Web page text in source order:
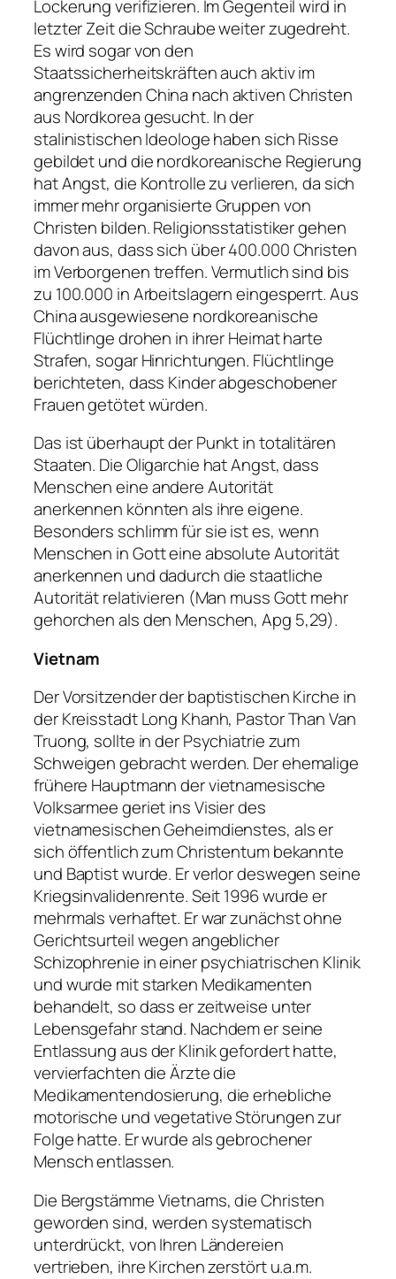
Lockerung verifizieren. Im Gegenteil wird in
letzter Zeit die Schraube weiter zugedreht.
Es wird sogar von den
Staatssicherheitskräften auch aktiv im
angrenzenden China nach aktiven Christen
aus Nordkorea gesucht. In der
stalinistischen Ideologe haben sich Risse
gebildet und die nordkoreanische Regierung
hat Angst, die Kontrolle zu verlieren, da sich
immer mehr organisierte Gruppen von
Christen bilden. Religionsstatistiker gehen
davon aus, dass sich über 400.000 Christen
im Verborgenen treffen. Vermutlich sind bis
zu 100.000 in Arbeitslagern eingesperrt. Aus
China ausgewiesene nordkoreanische
Flüchtlinge drohen in ihrer Heimat harte
Strafen, sogar Hinrichtungen. Flüchtlinge
berichteten, dass Kinder abgeschobener
Frauen getötet würden.
Das ist überhaupt der Punkt in totalitären
Staaten. Die Oligarchie hat Angst, dass
Menschen eine andere Autorität
anerkennen könnten als ihre eigene.
Besonders schlimm für sie ist es, wenn
Menschen in Gott eine absolute Autorität
anerkennen und dadurch die staatliche
Autorität relativieren (Man muss Gott mehr
gehorchen als den Menschen, Apg 5,29).
Vietnam
Der Vorsitzender der baptistischen Kirche in
der Kreisstadt Long Khanh, Pastor Than Van
Truong, sollte in der Psychiatrie zum
Schweigen gebracht werden. Der ehemalige
frühere Hauptmann der vietnamesische
Volksarmee geriet ins Visier des
vietnamesischen Geheimdienstes, als er
sich öffentlich zum Christentum bekannte
und Baptist wurde. Er verlor deswegen seine
Kriegsinvalidenrente. Seit 1996 wurde er
mehrmals verhaftet. Er war zunächst ohne
Gerichtsurteil wegen angeblicher
Schizophrenie in einer psychiatrischen Klinik
und wurde mit starken Medikamenten
behandelt, so dass er zeitweise unter
Lebensgefahr stand. Nachdem er seine
Entlassung aus der Klinik gefordert hatte,
vervierfachten die Ärzte die
Medikamentendosierung, die erhebliche
motorische und vegetative Störungen zur
Folge hatte. Er wurde als gebrochener
Mensch entlassen.
Die Bergstämme Vietnams, die Christen
geworden sind, werden systematisch
unterdrückt, von Ihren Ländereien
vertrieben, ihre Kirchen zerstört u.a.m.